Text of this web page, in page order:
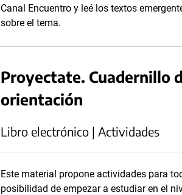
Canal Encuentro y leé los textos
sobre el tema.
Proyectate. Cuadernillo
orientación
Libro electrónico | Actividades
Este material propone actividades para
posibilidad de empezar a estudiar en el